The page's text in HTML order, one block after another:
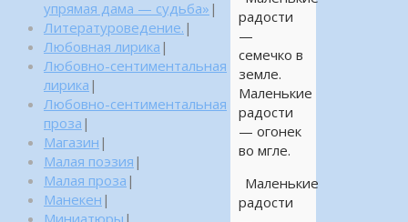
радости
—
семечко в
земле.
Маленькие
радости
— огонек
во мгле.
Маленькие
радости
упрямая дама — судьба» |
Литературоведение. |
Любовная лирика |
Любовно-сентиментальная
лирика |
Любовно-сентиментальная
проза |
Магазин |
Малая поэзия |
Малая проза |
Манекен |
Миниатюры |